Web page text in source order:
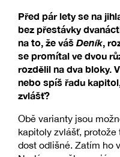
Před pár lety se na
bez přestávky
na to, že váš Deník,
se promítal ve dvou
rozdělil na dva bloky.
nebo spíš řadu
zvlášť?
Obě varianty jsou
kapitoly zvlášť, protože
dost odlišné. Zatím ho